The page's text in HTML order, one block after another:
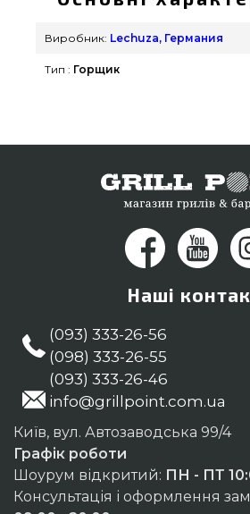
каталозі грилів та барбекю
пропозиції на Вазони та
продавцям за телефонним
Виробник: Lechuza, Германия
Тип : Горщик
Наші
(093) 333-26-56
(098) 333-26-55
(093) 333-26-46
info@grillpoint.com.ua
Київ, вул. Автозаводська 99/4
Графік роботи
Шоурум відкритий: ПН - ПТ
Консультація і оформлення